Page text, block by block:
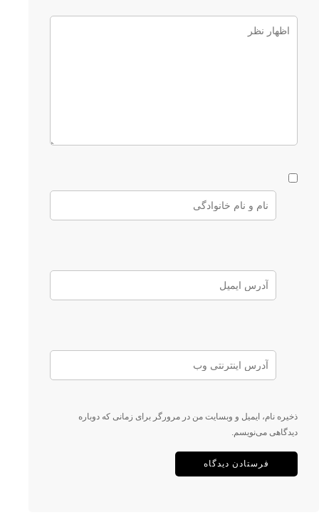
ذخیره نام، ایمیل و وبسایت من در مرورگر برای زمانی که دوباره
دیدگاهی می‌نویسم.